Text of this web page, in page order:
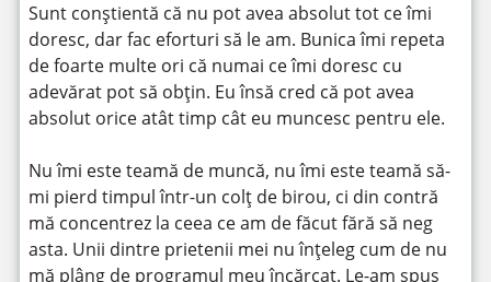
Sunt conștientă că nu pot avea absolut tot ce îmi
doresc, dar fac eforturi să le am. Bunica îmi repeta
de foarte multe ori că numai ce îmi doresc cu
adevărat pot să obţin. Eu însă cred că pot avea
absolut orice atât timp cât eu muncesc pentru ele.
Nu îmi este teamă de muncă, nu îmi este teamă să-
mi pierd timpul într-un colţ de birou, ci din contră
mă concentrez la ceea ce am de făcut fără să neg
asta. Unii dintre prietenii mei nu înţeleg cum de nu
mă plâng de programul meu încărcat. Le-am spus